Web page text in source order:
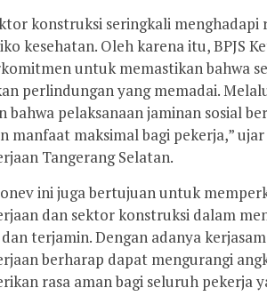
konstruksi seringkali
kesehatan. Oleh karena itu, BPJS
untuk memastikan bahwa
perlindungan yang memadai.
bahwa pelaksanaan jaminan sosial
manfaat maksimal bagi pekerja,” ujar
Tangerang Selatan.
ini juga bertujuan untuk
dan sektor konstruksi dalam
terjamin. Dengan adanya
berharap dapat mengurangi
rasa aman bagi seluruh pekerja